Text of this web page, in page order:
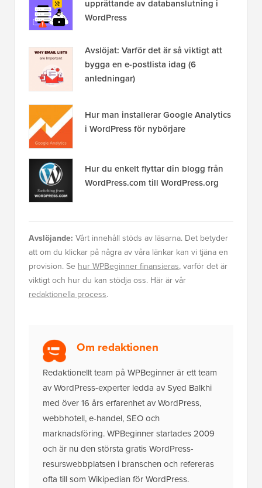
upprättande av databanslutning i
WordPress
Avslöjat: Varför det är så viktigt att
bygga en e-postlista idag (6
anledningar)
Hur man installerar Google Analytics
i WordPress för nybörjare
Hur du enkelt flyttar din blogg från
WordPress.com till WordPress.org
Avslöjande: Vårt innehåll stöds av läsarna. Det betyder
att om du klickar på några av våra länkar kan vi tjäna en
provision. Se hur WPBeginner finansieras, varför det är
viktigt och hur du kan stödja oss. Här är vår
redaktionella process.
Om redaktionen
Redaktionellt team på WPBeginner är ett team
av WordPress-experter ledda av Syed Balkhi
med över 16 års erfarenhet av WordPress,
webbhotell, e-handel, SEO och
marknadsföring. WPBeginner startades 2009
och är nu den största gratis WordPress-
resurswebbplatsen i branschen och refereras
ofta till som Wikipedian för WordPress.